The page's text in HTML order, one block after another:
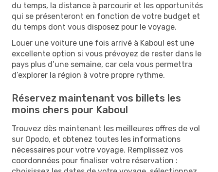
du temps, la distance à parcourir et les opportunités
qui se présenteront en fonction de votre budget et
du temps dont vous disposez pour le voyage.
Louer une voiture une fois arrivé à Kaboul est une
excellente option si vous prévoyez de rester dans le
pays plus d’une semaine, car cela vous permettra
d’explorer la région à votre propre rythme.
Réservez maintenant vos billets les
moins chers pour Kaboul
Trouvez dès maintenant les meilleures offres de vol
sur Opodo, et obtenez toutes les informations
nécessaires pour votre voyage. Remplissez vos
coordonnées pour finaliser votre réservation :